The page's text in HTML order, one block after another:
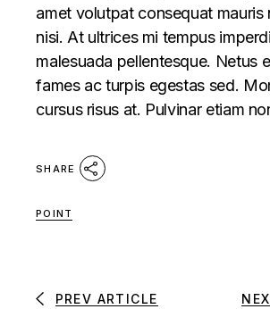
amet volutpat consequat mauris
nisi. At ultrices mi tempus
malesuada pellentesque. Netus
fames ac turpis egestas sed.
cursus risus at. Pulvinar etiam
SHARE
POINT
PREV ARTICLE